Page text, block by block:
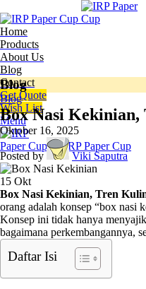
Home
Products
About Us
Blog
Contact
Get Quote
Wish List
Menu
Blog
Blog
Box Nasi
Oktober 16, 2025
Posted by Viki Saputra
15 Okt
Box Nasi Kekinian, Tren
orang adalah konsep “box nasi
Konsep ini tidak hanya
bagaimana perkembangannya,
Daftar Isi